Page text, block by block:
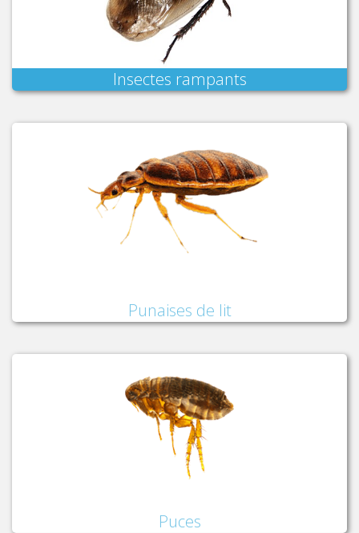
Insectes rampants
Punaises de lit
Puces